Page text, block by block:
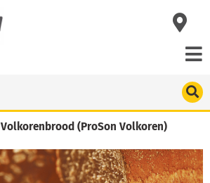
Volkorenbrood (ProSon Volkoren)